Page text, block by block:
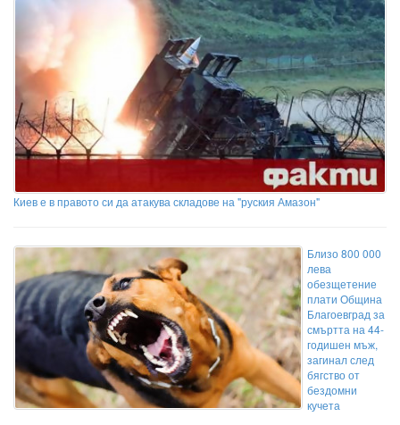
Киев е в правото си да атакува складове на "руския Амазон"
Близо 800 000
лева
обезщетение
плати Община
Благоевград за
смъртта на 44-
годишен мъж,
загинал след
бягство от
бездомни
кучета